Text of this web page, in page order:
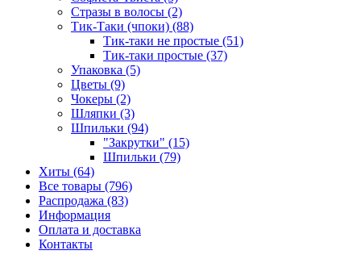
Стразы в волосы (2)
Тик-Таки (чпоки) (88)
Тик-таки не простые (51)
Тик-таки простые (37)
Упаковка (5)
Цветы (9)
Чокеры (2)
Шляпки (3)
Шпильки (94)
"Закрутки" (15)
Шпильки (79)
Хиты (64)
Все товары (796)
Распродажа (83)
Информация
Оплата и доставка
Контакты